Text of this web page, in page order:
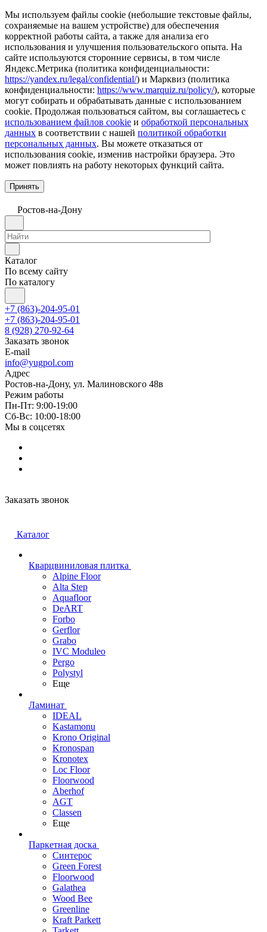
Мы используем файлы cookie (небольшие текстовые файлы,
сохраняемые на вашем устройстве) для обеспечения
корректной работы сайта, а также для анализа его
использования и улучшения пользовательского опыта. На
сайте используются сторонние сервисы, в том числе
Яндекс.Метрика (политика конфиденциальности:
https://yandex.ru/legal/confidential/) и Марквиз (политика
конфиденциальности: https://www.marquiz.ru/policy/), которые
могут собирать и обрабатывать данные с использованием
cookie. Продолжая пользоваться сайтом, вы соглашаетесь с
использованием файлов cookie и обработкой персональных
данных в соответствии с нашей политикой обработки
персональных данных. Вы можете отказаться от
использования cookie, изменив настройки браузера. Это
может повлиять на работу некоторых функций сайта.
Принять
Ростов-на-Дону
Каталог
По всему сайту
По каталогу
+7 (863)-204-95-01
+7 (863)-204-95-01
8 (928) 270-92-64
Заказать звонок
E-mail
info@yugpol.com
Адрес
Ростов-на-Дону, ул. Малиновского 48в
Режим работы
Пн-Пт: 9:00-19:00
Cб-Вс: 10:00-18:00
Мы в соцсетях
Заказать звонок
Каталог
Кварцвиниловая плитка
Alpine Floor
Alta Step
Aquafloor
DeART
Forbo
Gerflor
Grabo
IVC Moduleo
Pergo
Polystyl
Еще
Ламинат
IDEAL
Kastamonu
Krono Original
Kronospan
Kronotex
Loc Floor
Floorwood
Aberhof
AGT
Classen
Еще
Паркетная доска
Синтерос
Green Forest
Floorwood
Galathea
Wood Bee
Greenline
Kraft Parkett